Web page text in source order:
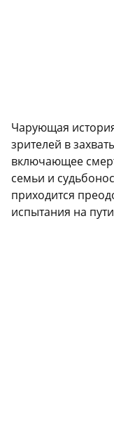
Чарующая
зрителей в
включающее
семьи и
приходится
испытания на